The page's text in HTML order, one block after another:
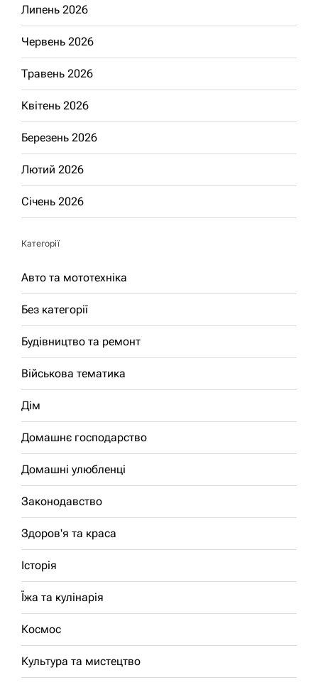
Липень 2026
Червень 2026
Травень 2026
Квітень 2026
Березень 2026
Лютий 2026
Січень 2026
Категорії
Авто та мототехніка
Без категорії
Будівництво та ремонт
Військова тематика
Дім
Домашнє господарство
Домашні улюбленці
Законодавство
Здоров'я та краса
Історія
Їжа та кулінарія
Космос
Культура та мистецтво